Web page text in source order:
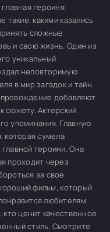
героиня
такие, какими казались
сложные
и свою жизнь. Один из
уникальный
неповторимую
в мир загадок и тайн.
добавляют
сюжету. Актерский
упоминания. Главную
которая сумела
героини. Она
проходит через
за свое
фильм, который
любителям
кто ценит качественное
стиль. Смотрите